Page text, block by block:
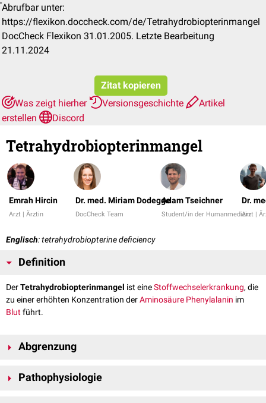
Abrufbar unter:
https://flexikon.doccheck.com/de/Tetrahydrobiopterinmangel
DocCheck Flexikon 31.01.2005. Letzte Bearbeitung
21.11.2024
Zitat kopieren
Was zeigt hierher
Versionsgeschichte
Artikel
erstellen
Discord
Tetrahydrobiopterinmangel
Emrah Hircin
Arzt | Ärztin
Dr. med. Miriam Dodegge
DocCheck Team
Adam Tseichner
Student/in der Humanmedizin
Dr.
Arzt |
Englisch: tetrahydrobiopterine deficiency
Definition
DerTetrahydrobiopterinmangel ist eineStoffwechselerkrankung, die
zu einer erhöhten Konzentration derAminosäure Phenylalanin im
Blutführt.
Abgrenzung
Unterform derPhenylketonurie
Pathophysiologie